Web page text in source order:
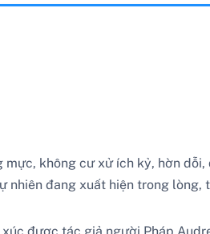
không cư xử ích kỷ, hờn dỗi,
nhiên đang xuất hiện trong lòng,
được tác giả người Pháp